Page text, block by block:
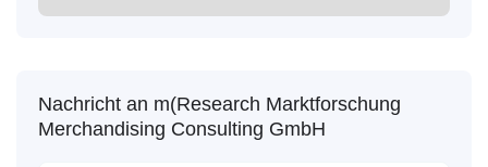
Nachricht an m(Research Marktforschung
Merchandising Consulting GmbH